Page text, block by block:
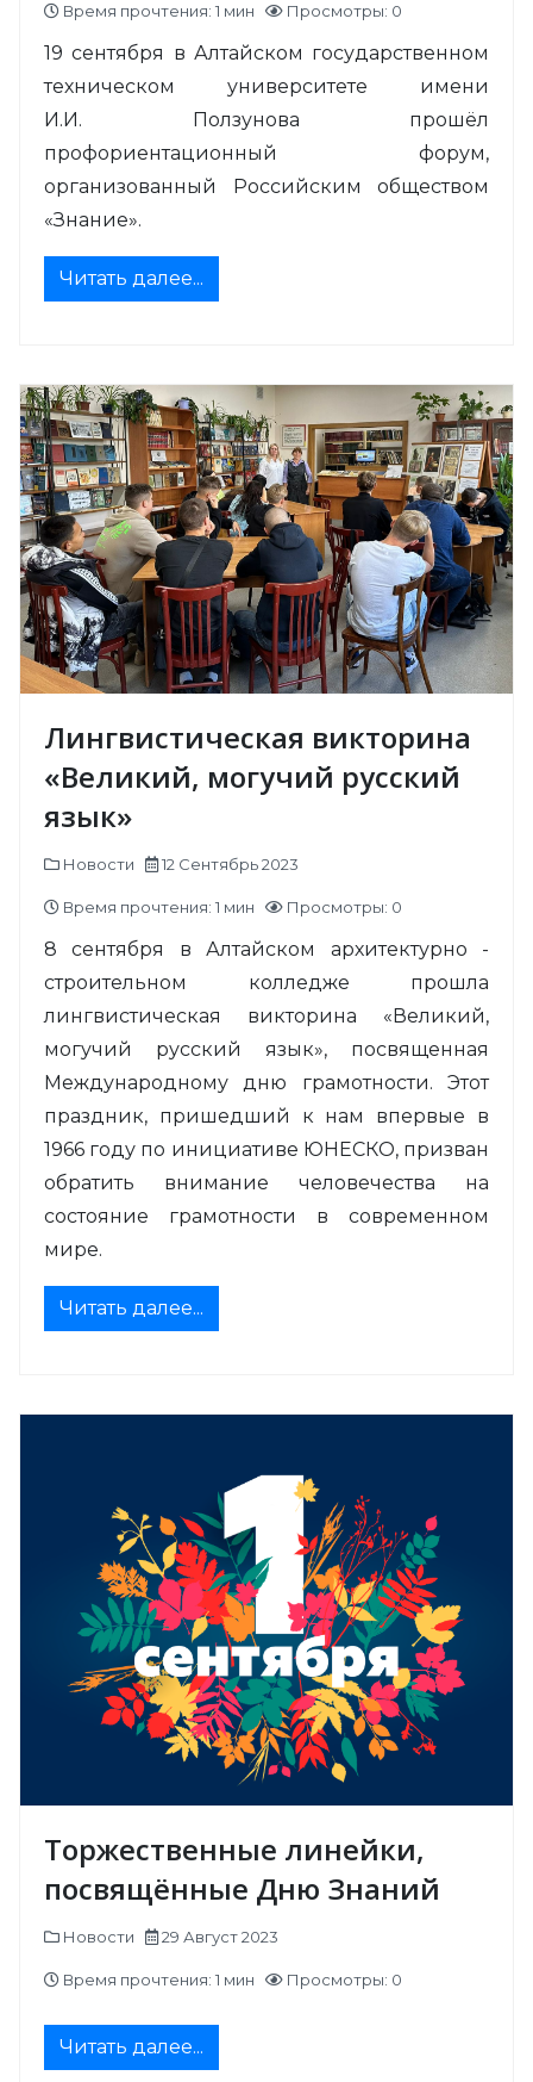
Время прочтения: 1 мин Просмотры: 0
19 сентября в Алтайском государственном
техническом университете имени
И.И. Ползунова прошёл
профориентационный форум,
организованный Российским обществом
«Знание».
Читать далее...
Лингвистическая викторина
«Великий, могучий русский
язык»
Новости 12 Сентябрь 2023
Время прочтения: 1 мин Просмотры: 0
8 сентября в Алтайском архитектурно -
строительном колледже прошла
лингвистическая викторина «Великий,
могучий русский язык», посвященная
Международному дню грамотности. Этот
праздник, пришедший к нам впервые в
1966 году по инициативе ЮНЕСКО, призван
обратить внимание человечества на
состояние грамотности в современном
мире.
Читать далее...
Торжественные линейки,
посвящённые Дню Знаний
Новости 29 Август 2023
Время прочтения: 1 мин Просмотры: 0
Читать далее...